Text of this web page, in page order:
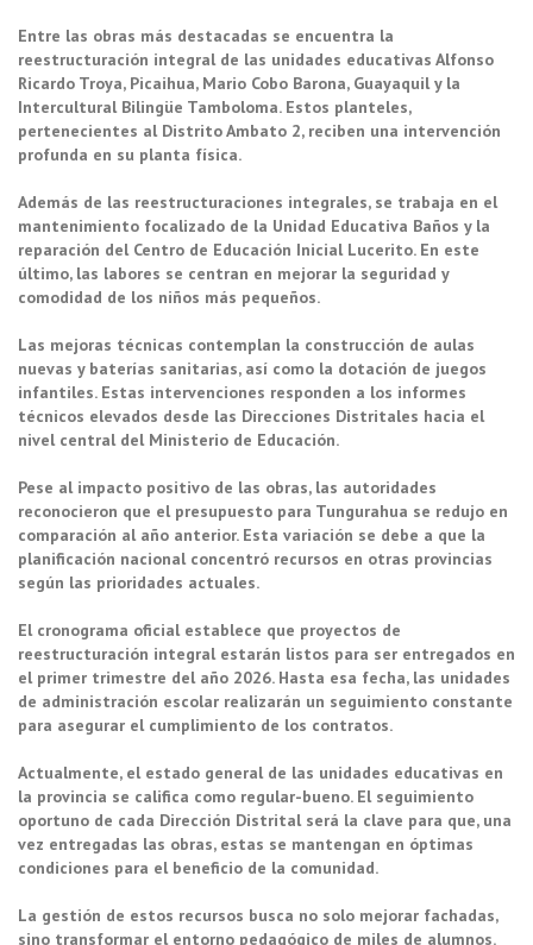
Entre las obras más destacadas se encuentra la
reestructuración integral de las unidades educativas Alfonso
Ricardo Troya, Picaihua, Mario Cobo Barona, Guayaquil y la
Intercultural Bilingüe Tamboloma. Estos planteles,
pertenecientes al Distrito Ambato 2, reciben una intervención
profunda en su planta física.
Además de las reestructuraciones integrales, se trabaja en el
mantenimiento focalizado de la Unidad Educativa Baños y la
reparación del Centro de Educación Inicial Lucerito. En este
último, las labores se centran en mejorar la seguridad y
comodidad de los niños más pequeños.
Las mejoras técnicas contemplan la construcción de aulas
nuevas y baterías sanitarias, así como la dotación de juegos
infantiles. Estas intervenciones responden a los informes
técnicos elevados desde las Direcciones Distritales hacia el
nivel central del Ministerio de Educación.
Pese al impacto positivo de las obras, las autoridades
reconocieron que el presupuesto para Tungurahua se redujo en
comparación al año anterior. Esta variación se debe a que la
planificación nacional concentró recursos en otras provincias
según las prioridades actuales.
El cronograma oficial establece que proyectos de
reestructuración integral estarán listos para ser entregados en
el primer trimestre del año 2026. Hasta esa fecha, las unidades
de administración escolar realizarán un seguimiento constante
para asegurar el cumplimiento de los contratos.
Actualmente, el estado general de las unidades educativas en
la provincia se califica como regular-bueno. El seguimiento
oportuno de cada Dirección Distrital será la clave para que, una
vez entregadas las obras, estas se mantengan en óptimas
condiciones para el beneficio de la comunidad.
La gestión de estos recursos busca no solo mejorar fachadas,
sino transformar el entorno pedagógico de miles de alumnos.